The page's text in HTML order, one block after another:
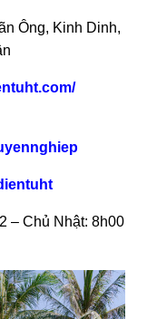
Ông, Kinh Dinh,
– Chủ Nhật: 8h00